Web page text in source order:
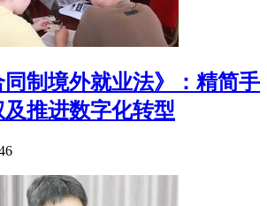
制境外就业法》：精简手
推进数字化转型